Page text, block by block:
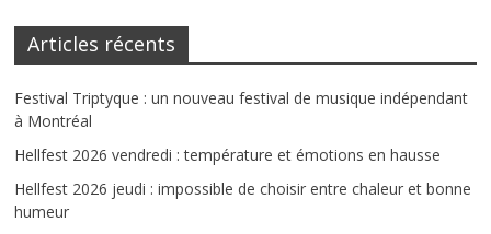
Articles récents
Festival Triptyque : un nouveau festival de musique indépendant
à Montréal
Hellfest 2026 vendredi : température et émotions en hausse
Hellfest 2026 jeudi : impossible de choisir entre chaleur et bonne
humeur